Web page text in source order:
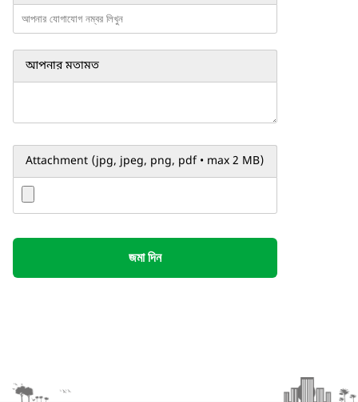
আপনার মতামত
Attachment (jpg, jpeg, png, pdf • max 2 MB)
জমা দিন